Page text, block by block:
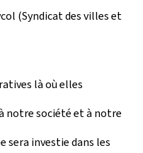
(Syndicat des villes et
là où elles
notre société et à notre
sera investie dans les